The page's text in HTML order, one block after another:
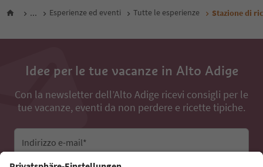
... Esperienze ed eventi Tutte le esperienze Stazione di
Idee per le tue vacanze in Alto Adige
Con la newsletter dell’Alto Adige ricevi consigli per le
tue vacanze, eventi da non perdere e ricette tipiche.
Indirizzo e-mail*